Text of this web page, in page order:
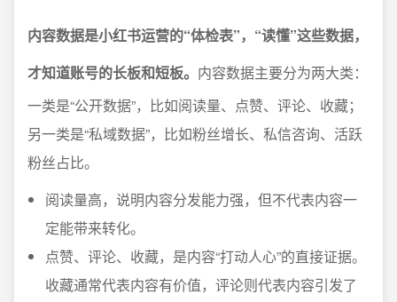
内容数据是小红书运营的“体检表”，“读懂”这些数据，
才知道账号的长板和短板。 内容数据主要分为两大类：
一类是“公开数据”，比如阅读量、点赞、评论、收藏；
另一类是“私域数据”，比如粉丝增长、私信咨询、活跃
粉丝占比。
阅读量高，说明内容分发能力强，但不代表内容一
定能带来转化。
点赞、评论、收藏，是内容“打动人心”的直接证据。
收藏通常代表内容有价值，评论则代表内容引发了